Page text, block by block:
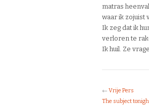
matras
waar ik zojuist
Ik zeg dat ik
verloren te
Ik huil. Ze
← Vrije Pers
The subject